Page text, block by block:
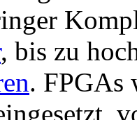
, bis zu
. FPGAs